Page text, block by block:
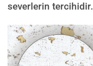
severlerin tercihidir.